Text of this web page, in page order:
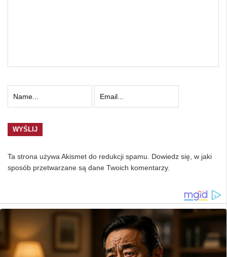
Ta strona używa Akismet do redukcji spamu. Dowiedz się, w jaki
sposób przetwarzane są dane Twoich komentarzy.